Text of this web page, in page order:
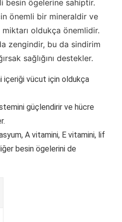
besin ögelerine sahiptir.
önemli bir mineraldir ve
oldukça önemlidir.
zengindir, bu da sindirim
sağlığını destekler.
içeriği vücut için oldukça
güçlendirir ve hücre
A vitamini, E vitamini, lif
besin ögelerini de